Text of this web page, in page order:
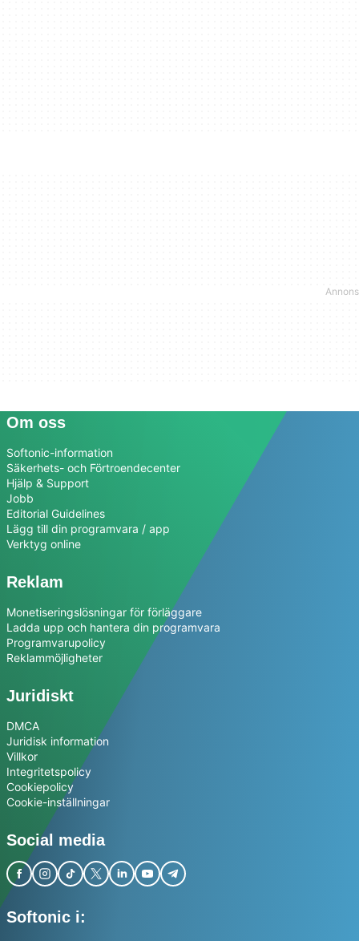
Om oss
Softonic-information
Säkerhets- och Förtroendecenter
Hjälp & Support
Jobb
Editorial Guidelines
Lägg till din programvara / app
Verktyg online
Reklam
Monetiseringslösningar för förläggare
Ladda upp och hantera din programvara
Programvarupolicy
Reklammöjligheter
Juridiskt
DMCA
Juridisk information
Villkor
Integritetspolicy
Cookiepolicy
Cookie-inställningar
Social media
Softonic i: